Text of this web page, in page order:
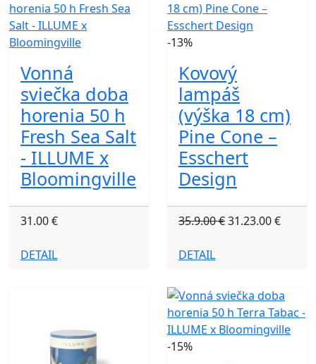
Vonná
sviečka doba
horenia 50 h
Fresh Sea Salt
- ILLUME x
Bloomingville
31.00 €
DETAIL
-13%
Kovový
lampáš
(výška 18 cm)
Pine Cone –
Esschert
Design
35.9.00 €31.23.00 €
DETAIL
-15%